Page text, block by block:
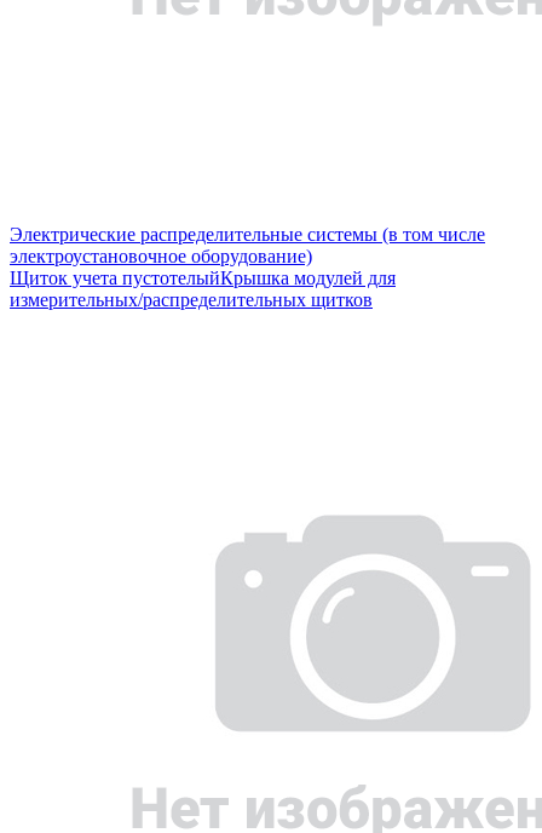
Электрические распределительные системы (в том числе
электроустановочное оборудование)
Щиток учета пустотелыйКрышка модулей для
измерительных/распределительных щитков